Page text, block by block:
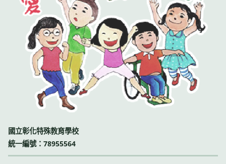
國立彰化特殊教育學校
統一編號：78955564